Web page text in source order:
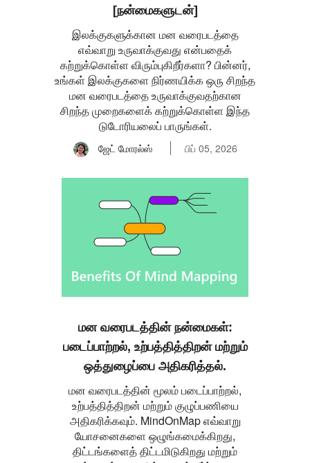
[நன்மைகளுடன்]
இலக்குகளுக்கான மன வரைபடத்தை
எவ்வாறு உருவாக்குவது என்பதைக்
கற்றுக்கொள்ள விரும்புகிறீர்களா? பின்னர்,
உங்கள் இலக்குகளை நிர்ணயிக்க ஒரு சிறந்த
மன வரைபடத்தை உருவாக்குவதற்கான
சிறந்த முறைகளைக் கற்றுக்கொள்ள இந்த
டுடோரியலைப் பாருங்கள்.
ஜேட் மோரல்ஸ் பிப் 05, 2026
மன வரைபடத்தின் நன்மைகள்:
படைப்பாற்றல், உற்பத்தித்திறன் மற்றும்
ஒத்துழைப்பை அதிகரித்தல்.
மன வரைபடத்தின் மூலம் படைப்பாற்றல்,
உற்பத்தித்திறன் மற்றும் குழுப்பணியை
அதிகரிக்கவும். MindOnMap எவ்வாறு
யோசனைகளை ஒழுங்கமைக்கிறது,
திட்டங்களைத் திட்டமிடுகிறது மற்றும்